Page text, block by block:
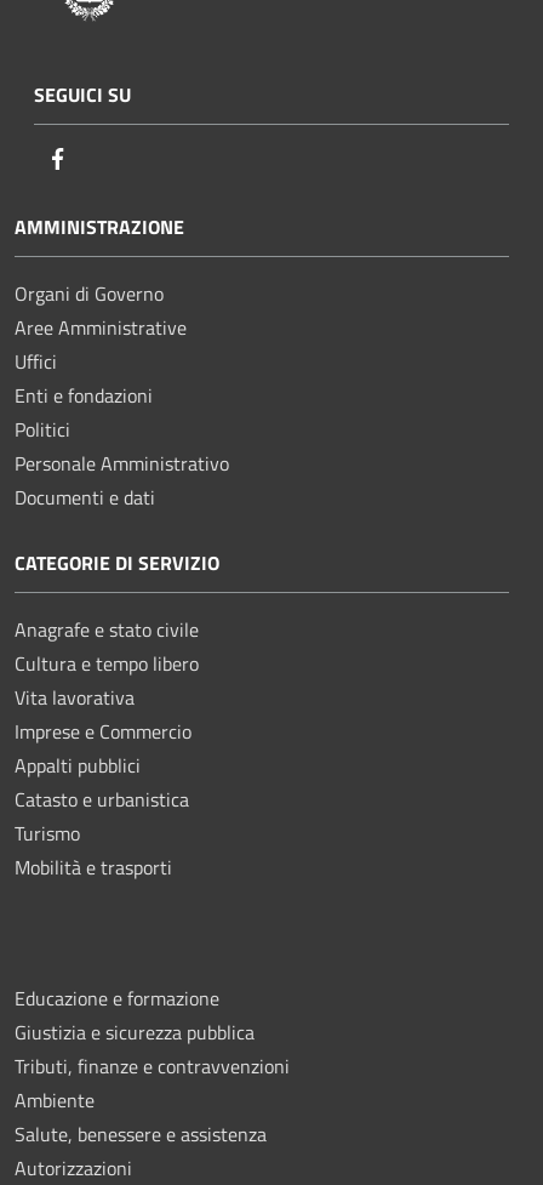
SEGUICI SU
AMMINISTRAZIONE
Organi di Governo
Aree Amministrative
Uffici
Enti e fondazioni
Politici
Personale Amministrativo
Documenti e dati
CATEGORIE DI SERVIZIO
Anagrafe e stato civile
Cultura e tempo libero
Vita lavorativa
Imprese e Commercio
Appalti pubblici
Catasto e urbanistica
Turismo
Mobilità e trasporti
Educazione e formazione
Giustizia e sicurezza pubblica
Tributi, finanze e contravvenzioni
Ambiente
Salute, benessere e assistenza
Autorizzazioni